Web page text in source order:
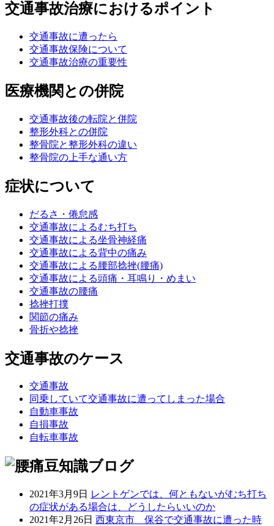
交通事故治療におけるポイント
交通事故に遭ったら
交通事故保険について
交通事故治療の重要性
医療機関との併院
交通事故後の転院と併院
整形外科との併院
整骨院と整形外科の違い
整骨院の上手な通い方
症状について
だるさ・倦怠感
交通事故によるむち打ち
交通事故による坐骨神経痛
交通事故による背中の痛み
交通事故による腰部捻挫(腰痛)
交通事故による頭痛・耳鳴り・めまい
交通事故の腰痛
捻挫打撲
関節の痛み
骨折や捻挫
交通事故のケース
交通事故
同乗していて交通事故に遭ってしまった場合
自動車事故
自損事故
自転車事故
2021年3月9日 レントゲンでは、何ともないがむち打ち
の症状がある場合は、どうしたらいいのか
2021年2月26日 西東京市 保谷で交通事故に遭った時